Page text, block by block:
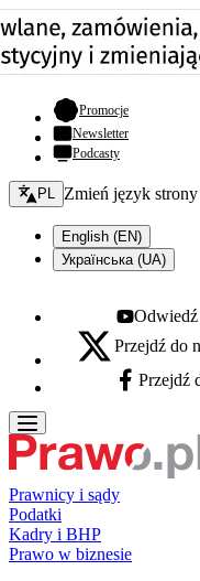
Promocje- otwiera się
Newsletter
Podcasty
Zmień język - bieżący:
PL Zmień język strony
English (EN)
Українська (UA)
Youtube -
Odwiedź
X - otwiera się w
Przejdź do
Facebook -
Przejdź
Prawnicy i sądy
Podatki
Kadry i BHP
Prawo w biznesie